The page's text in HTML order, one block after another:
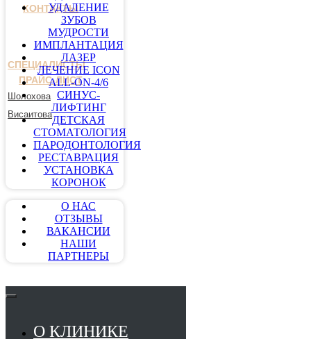
КОНТАКТЫ
СПЕЦИАЛИСТЫ
ПРАЙС-ЛИСТ
Шолохова
Висаитова
УДАЛЕНИЕ
ЗУБОВ
МУДРОСТИ
ИМПЛАНТАЦИЯ
ЛАЗЕР
ЛЕЧЕНИЕ ICON
ALL-ON-4/6
СИНУС-
ЛИФТИНГ
ДЕТСКАЯ
СТОМАТОЛОГИЯ
ПАРОДОНТОЛОГИЯ
РЕСТАВРАЦИЯ
УСТАНОВКА
КОРОНОК
О НАС
ОТЗЫВЫ
ВАКАНСИИ
НАШИ
ПАРТНЕРЫ
О КЛИНИКЕ